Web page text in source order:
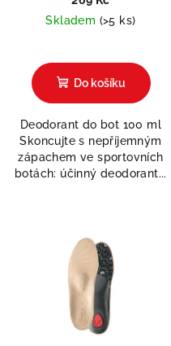
Skladem (>5 ks)
hodnocení
produktu
z
5
hvězdiček.
Do košíku
Deodorant do bot 100 ml
Skoncujte s nepříjemným
zápachem ve sportovních
botách: účinný deodorant...